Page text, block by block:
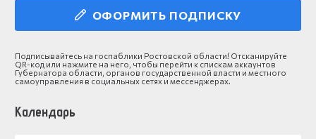
ОФОРМИТЬ ПОДПИСКУ
Подписывайтесь на госпаблики Ростовской области! Отсканируйте
QR-код или нажмите на него, чтобы перейти к спискам аккаунтов
Губернатора области, органов государственной власти и местного
самоуправления в социальных сетях и мессенджерах.
Календарь